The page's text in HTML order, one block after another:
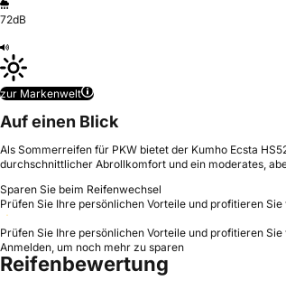
72dB
zur Markenwelt
Auf einen Blick
Als Sommerreifen für PKW bietet der Kumho Ecsta
durchschnittlicher Abrollkomfort und ein moderates,
Sparen Sie beim Reifenwechsel
Prüfen Sie Ihre persönlichen Vorteile und profitieren
Prüfen Sie Ihre persönlichen Vorteile und profitieren
Anmelden, um noch mehr zu sparen
Reifenbewertung